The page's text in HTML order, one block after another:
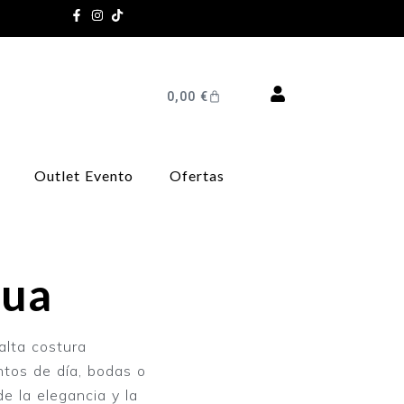
0,00 €
Outlet Evento Ofertas
costura
de día, bodas o
la elegancia y la